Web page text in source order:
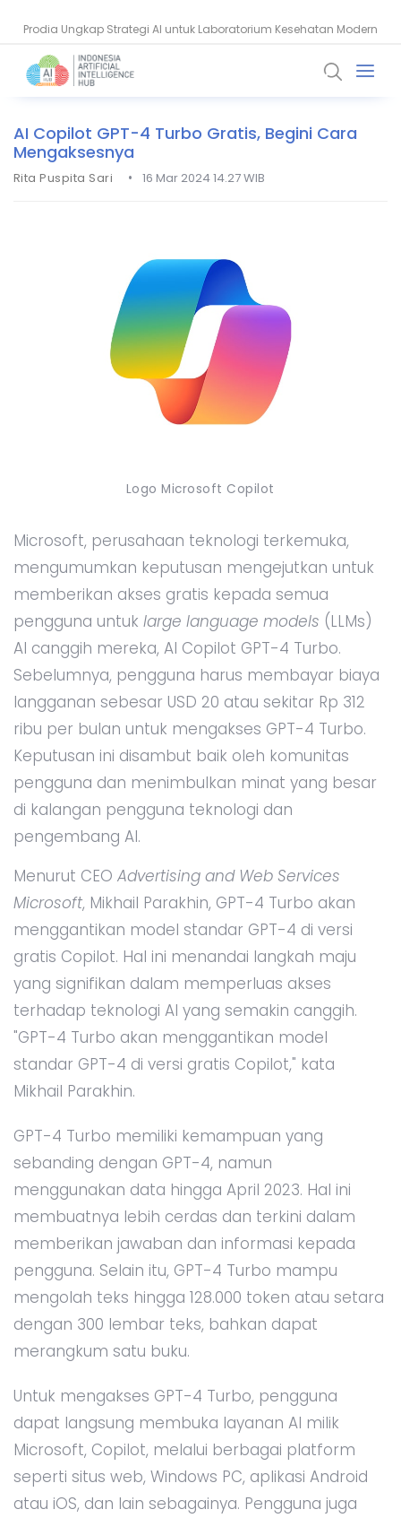
Prodia Ungkap Strategi AI untuk Laboratorium Kesehatan Modern
AI OpenAI Bobol Hugging Face, Ini Fakta dan Kronologinya
AI Copilot GPT-4 Turbo Gratis, Begini Cara
Mengaksesnya
Rita Puspita Sari • 16 Mar 2024 14.27 WIB
Logo Microsoft Copilot
Microsoft, perusahaan teknologi terkemuka,
mengumumkan keputusan mengejutkan untuk
memberikan akses gratis kepada semua
pengguna untuk large language models (LLMs)
AI canggih mereka, AI Copilot GPT-4 Turbo.
Sebelumnya, pengguna harus membayar biaya
langganan sebesar USD 20 atau sekitar Rp 312
ribu per bulan untuk mengakses GPT-4 Turbo.
Keputusan ini disambut baik oleh komunitas
pengguna dan menimbulkan minat yang besar
di kalangan pengguna teknologi dan
pengembang AI.
Menurut CEO Advertising and Web Services
Microsoft, Mikhail Parakhin, GPT-4 Turbo akan
menggantikan model standar GPT-4 di versi
gratis Copilot. Hal ini menandai langkah maju
yang signifikan dalam memperluas akses
terhadap teknologi AI yang semakin canggih.
"GPT-4 Turbo akan menggantikan model
standar GPT-4 di versi gratis Copilot," kata
Mikhail Parakhin.
GPT-4 Turbo memiliki kemampuan yang
sebanding dengan GPT-4, namun
menggunakan data hingga April 2023. Hal ini
membuatnya lebih cerdas dan terkini dalam
memberikan jawaban dan informasi kepada
pengguna. Selain itu, GPT-4 Turbo mampu
mengolah teks hingga 128.000 token atau setara
dengan 300 lembar teks, bahkan dapat
merangkum satu buku.
Untuk mengakses GPT-4 Turbo, pengguna
dapat langsung membuka layanan AI milik
Microsoft, Copilot, melalui berbagai platform
seperti situs web, Windows PC, aplikasi Android
atau iOS, dan lain sebagainya. Pengguna juga